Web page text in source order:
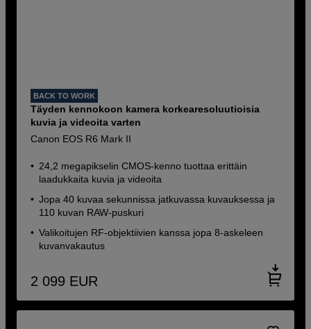
BACK TO WORK
Täyden kennokoon kamera korkearesoluutioisia
kuvia ja videoita varten
Canon EOS R6 Mark II
24,2 megapikselin CMOS-kenno tuottaa erittäin
laadukkaita kuvia ja videoita
Jopa 40 kuvaa sekunnissa jatkuvassa kuvauksessa ja
110 kuvan RAW-puskuri
Valikoitujen RF-objektiivien kanssa jopa 8-askeleen
kuvanvakautus
2 099 EUR